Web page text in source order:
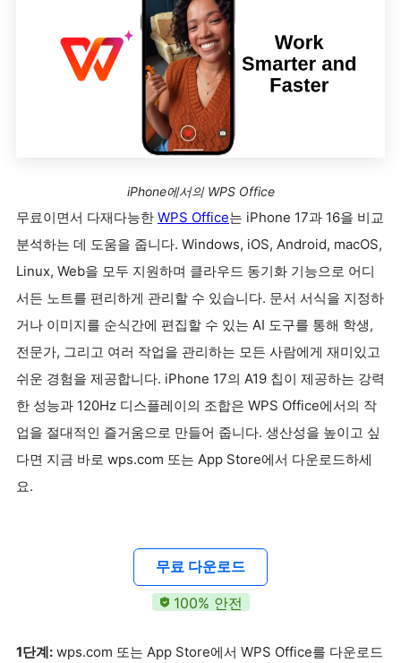
iPhone에서의 WPS Office
무료이면서 다재다능한 WPS Office는 iPhone 17과 16을 비교
분석하는 데 도움을 줍니다. Windows, iOS, Android, macOS,
Linux, Web을 모두 지원하며 클라우드 동기화 기능으로 어디
서든 노트를 편리하게 관리할 수 있습니다. 문서 서식을 지정하
거나 이미지를 순식간에 편집할 수 있는 AI 도구를 통해 학생,
전문가, 그리고 여러 작업을 관리하는 모든 사람에게 재미있고
쉬운 경험을 제공합니다. iPhone 17의 A19 칩이 제공하는 강력
한 성능과 120Hz 디스플레이의 조합은 WPS Office에서의 작
업을 절대적인 즐거움으로 만들어 줍니다. 생산성을 높이고 싶
다면 지금 바로 wps.com 또는 App Store에서 다운로드하세
요.
무료 다운로드
100% 안전
1단계: wps.com 또는 App Store에서 WPS Office를 다운로드